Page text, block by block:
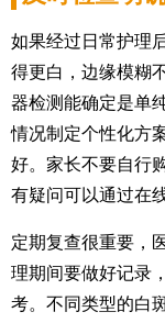
如果经过日常护理
得更白，边缘模糊
器检测能确定是单
情况制定个性化方
好。家长不要自行
有疑问可以通过在
定期复查很重要，
理期间要做好记录
考。不同类型的白